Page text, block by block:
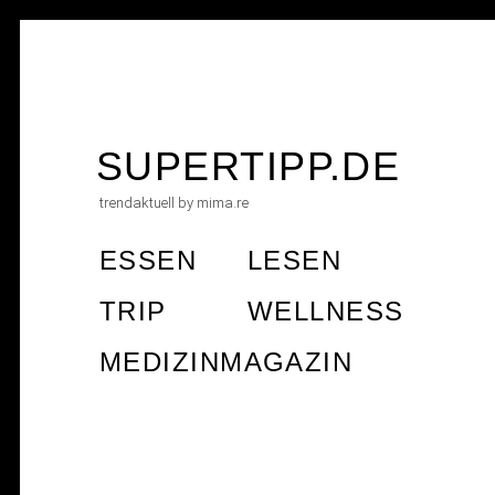
SUPERTIPP.DE
trendaktuell by mima.re
ESSEN
LESEN
TRIP
WELLNESS
MEDIZINMAGAZIN